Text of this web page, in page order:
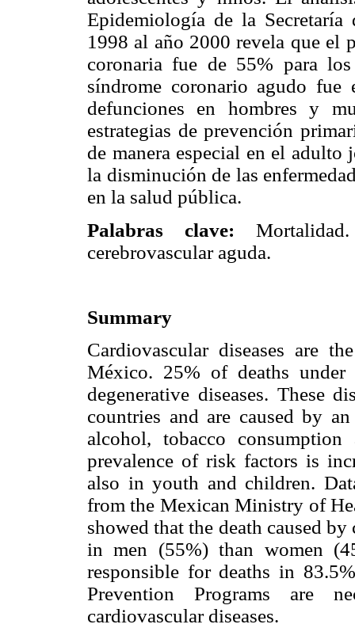
Epidemiología de la
1998 al año 2000 revela que el
coronaria fue de 55% para
síndrome coronario agudo
defunciones en hombres y
estrategias de prevención
de manera especial en el adulto
la disminución de las
en la salud pública.
Palabras clave:
cerebrovascular aguda.
Summary
Cardiovascular diseases are
México. 25% of deaths
degenerative diseases. These
countries and are caused by
alcohol, tobacco
prevalence of risk factors is
also in youth and children.
from the Mexican Ministry of
showed that the death caused
in men (55%) than women
responsible for deaths in
Prevention Programs are
cardiovascular diseases.